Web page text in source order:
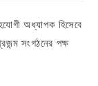
অধ্যাপক হিসেবে
সংগঠনের পক্ষ